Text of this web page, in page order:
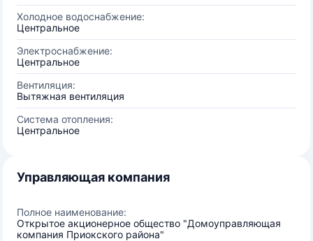
Холодное водоснабжение:
Центральное
Электроснабжение:
Центральное
Вентиляция:
Вытяжная вентиляция
Система отопления:
Центральное
Управляющая компания
Полное наименование:
Открытое акционерное общество "Домоуправляющая
компания Приокского района"